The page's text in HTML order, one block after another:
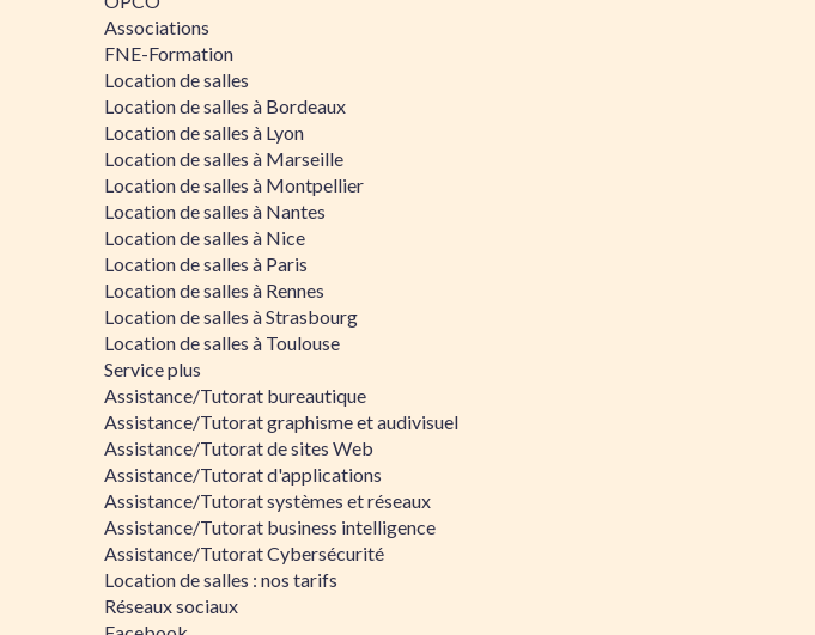
Associations
FNE-Formation
Location de salles
Location de salles à Bordeaux
Location de salles à Lyon
Location de salles à Marseille
Location de salles à Montpellier
Location de salles à Nantes
Location de salles à Nice
Location de salles à Paris
Location de salles à Rennes
Location de salles à Strasbourg
Location de salles à Toulouse
Service plus
Assistance/Tutorat bureautique
Assistance/Tutorat graphisme et audivisuel
Assistance/Tutorat de sites Web
Assistance/Tutorat d'applications
Assistance/Tutorat systèmes et réseaux
Assistance/Tutorat business intelligence
Assistance/Tutorat Cybersécurité
Location de salles : nos tarifs
Réseaux sociaux